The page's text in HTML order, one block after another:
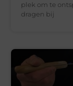
plek om te
dragen bij